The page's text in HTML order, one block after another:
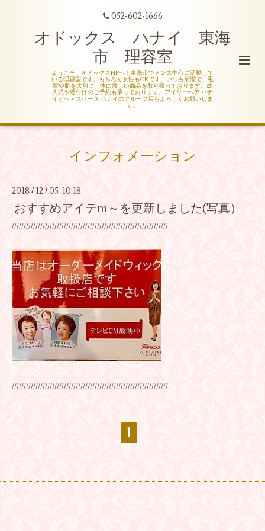
052-602-1666
オドックス ハナイ 東海
市 理容室
ようこそ、オドックスHPへ！東海市でメンズ中心に活動して
いる理容室です。もちろん女性もOKです。いつも清潔で、毛
髪や肌を大切に、体に優しい商品を取り扱っております。成
人式や着付けのご予約も承っております。アイリーヘア ハナ
イとヘアスペース ハナイのグループ店もよろしくお願いしま
す。
インフォメーション
2018 / 12 / 05 10:18
おすすめアイテm～を更新しました(写真）
//////////////////////////////////////////////////////////////////
//////////////////////////////////////////////////////////////////
1